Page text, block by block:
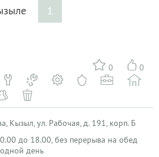
1
0 0
Кызыл, ул. Рабочая, д. 191, корп. Б
до 18.00, без перерыва на обед
день